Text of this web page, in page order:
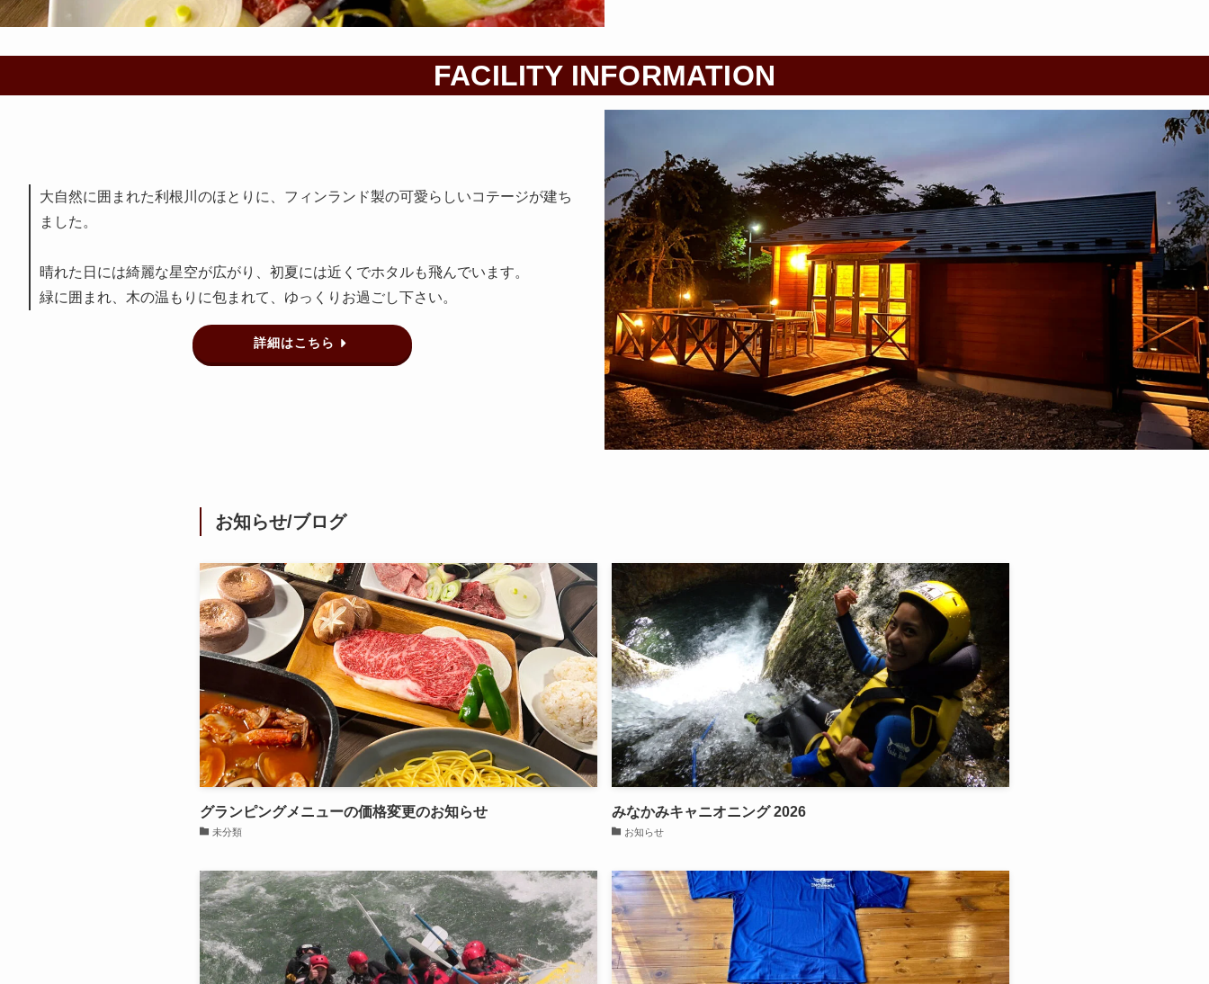
FACILITY INFORMATION
大自然に囲まれた利根川のほとりに、フィンランド製の可愛らしいコテージが建ち
ました。
晴れた日には綺麗な星空が広がり、初夏には近くでホタルも飛んでいます。
緑に囲まれ、木の温もりに包まれて、ゆっくりお過ごし下さい。
詳細はこちら
お知らせ/ブログ
グランピングメニューの価格変更のお知らせ
未分類
みなかみキャニオニング 2026
お知らせ